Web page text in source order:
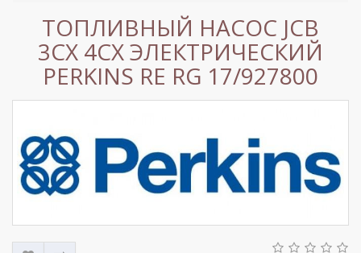
ТОПЛИВНЫЙ НАСОС JCB
3CX 4CX ЭЛЕКТРИЧЕСКИЙ
PERKINS RE RG 17/927800